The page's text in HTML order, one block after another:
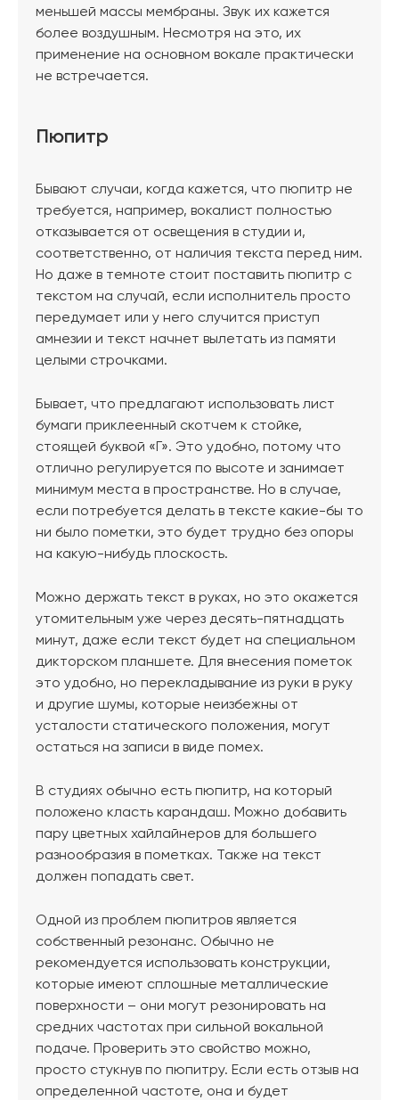
меньшей массы мембраны. Звук их кажется
более воздушным. Несмотря на это, их
применение на основном вокале практически
не встречается.
Пюпитр
Бывают случаи, когда кажется, что пюпитр не
требуется, например, вокалист полностью
отказывается от освещения в студии и,
соответственно, от наличия текста перед ним.
Но даже в темноте стоит поставить пюпитр с
текстом на случай, если исполнитель просто
передумает или у него случится приступ
амнезии и текст начнет вылетать из памяти
целыми строчками.
Бывает, что предлагают использовать лист
бумаги приклеенный скотчем к стойке,
стоящей буквой «Г». Это удобно, потому что
отлично регулируется по высоте и занимает
минимум места в пространстве. Но в случае,
если потребуется делать в тексте какие-бы то
ни было пометки, это будет трудно без опоры
на какую-нибудь плоскость.
Можно держать текст в руках, но это окажется
утомительным уже через десять-пятнадцать
минут, даже если текст будет на специальном
дикторском планшете. Для внесения пометок
это удобно, но перекладывание из руки в руку
и другие шумы, которые неизбежны от
усталости статического положения, могут
остаться на записи в виде помех.
В студиях обычно есть пюпитр, на который
положено класть карандаш. Можно добавить
пару цветных хайлайнеров для большего
разнообразия в пометках. Также на текст
должен попадать свет.
Одной из проблем пюпитров является
собственный резонанс. Обычно не
рекомендуется использовать конструкции,
которые имеют сплошные металлические
поверхности – они могут резонировать на
средних частотах при сильной вокальной
подаче. Проверить это свойство можно,
просто стукнув по пюпитру. Если есть отзыв на
определенной частоте, она и будет